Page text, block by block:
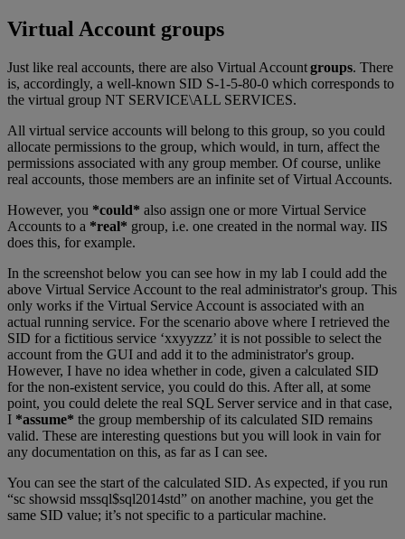
Virtual Account groups
Just like real accounts, there are also Virtual Accountgroups. There
is, accordingly, a well-known SID S-1-5-80-0 which corresponds to
the virtual group NT SERVICE\ALL SERVICES.
All virtual service accounts will belong to this group, so you could
allocate permissions to the group, which would, in turn, affect the
permissions associated with any group member. Of course, unlike
real accounts, those members are an infinite set of Virtual Accounts.
However, you *could* also assign one or more Virtual Service
Accounts to a *real* group, i.e. one created in the normal way. IIS
does this, for example.
In the screenshot below you can see how in my lab I could add the
above Virtual Service Account to the real administrator's group. This
only works if the Virtual Service Account is associated with an
actual running service. For the scenario above where I retrieved the
SID for a fictitious service ‘xxyyzzz’ it is not possible to select the
account from the GUI and add it to the administrator's group.
However, I have no idea whether in code, given a calculated SID
for the non-existent service, you could do this. After all, at some
point, you could delete the real SQL Server service and in that case,
I *assume* the group membership of its calculated SID remains
valid. These are interesting questions but you will look in vain for
any documentation on this, as far as I can see.
You can see the start of the calculated SID. As expected, if you run
“sc showsid mssql$sql2014std” on another machine, you get the
same SID value; it’s not specific to a particular machine.